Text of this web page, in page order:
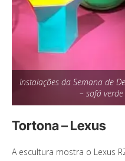
Instalações da Semana de
– sofá
Tortona – Lexus
A escultura mostra o Lexus